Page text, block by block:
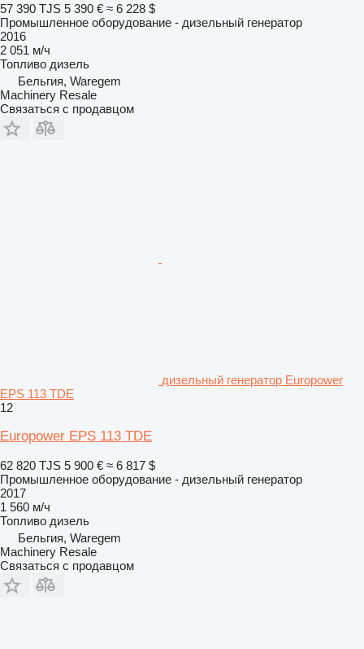
57 390 TJS 5 390 € ≈ 6 228 $
Промышленное оборудование - дизельный генератор
2016
2 051 м/ч
Топливо дизель
Бельгия, Waregem
Machinery Resale
Связаться с продавцом
дизельный генератор Europower
EPS 113 TDE
12
Europower EPS 113 TDE
62 820 TJS 5 900 € ≈ 6 817 $
Промышленное оборудование - дизельный генератор
2017
1 560 м/ч
Топливо дизель
Бельгия, Waregem
Machinery Resale
Связаться с продавцом